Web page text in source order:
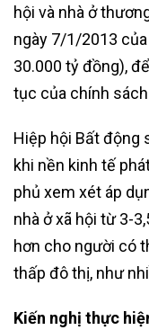
hội và nhà ở
ngày 7/1/2013
30.000 tỷ đồng),
tục của chính
Hiệp hội Bất động
khi nền kinh tế
phủ xem xét áp
nhà ở xã hội từ 3-
hơn cho người có
thấp đô thị, như
Kiến nghị thực